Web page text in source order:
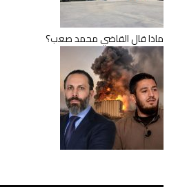
ماذا قال القاضي محمد صعب؟